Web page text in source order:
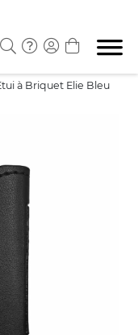
à Briquet Elie Bleu